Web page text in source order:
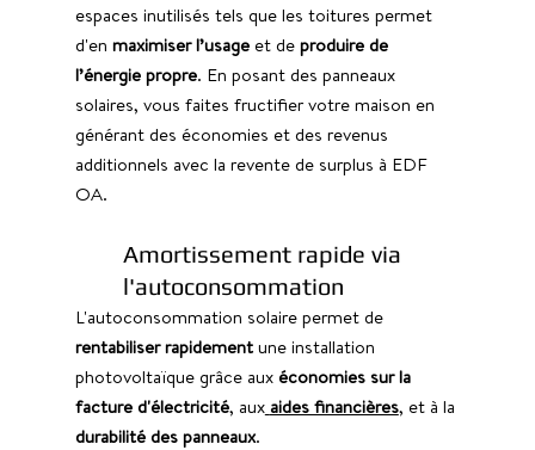
espaces inutilisés tels que les toitures permet
d'en maximiser l’usage et de produire de
l’énergie propre. En posant des panneaux
solaires, vous faites fructifier votre maison en
générant des économies et des revenus
additionnels avec la revente de surplus à EDF
OA.
Amortissement rapide via
l'autoconsommation
L'autoconsommation solaire permet de
rentabiliser rapidement une installation
photovoltaïque grâce aux économies sur la
facture d'électricité, aux aides financières, et à la
durabilité des panneaux.